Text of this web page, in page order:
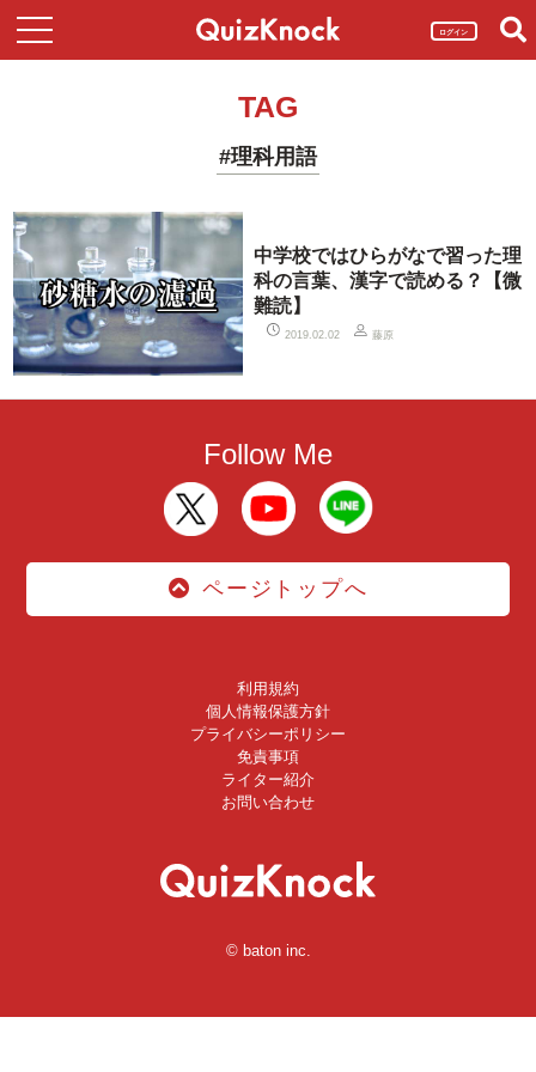
ログイン
TAG
#理科用語
中学校ではひらがなで習った理
科の言葉、漢字で読める？【微
難読】
2019.02.02 藤原
Follow Me
ページトップへ
利用規約
個人情報保護方針
プライバシーポリシー
免責事項
ライター紹介
お問い合わせ
© baton inc.